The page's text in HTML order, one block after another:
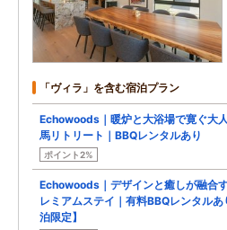
「ヴィラ」を含む宿泊プラン
Echowoods｜暖炉と大浴場で寛ぐ大
馬リトリート｜BBQレンタルあり
ポイント2%
Echowoods｜デザインと癒しが融合
レミアムステイ｜有料BBQレンタルあ
泊限定】